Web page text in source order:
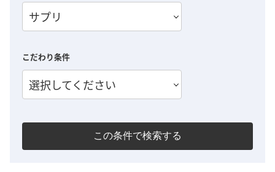
サプリ
こだわり条件
選択してください
この条件で検索する